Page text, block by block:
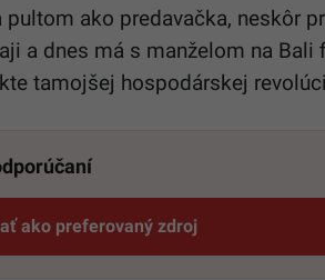
ako predavačka, neskôr
a dnes má s manželom na Bali
tamojšej hospodárskej
ako preferovaný zdroj
Startitup, odkaz sa otvorí v